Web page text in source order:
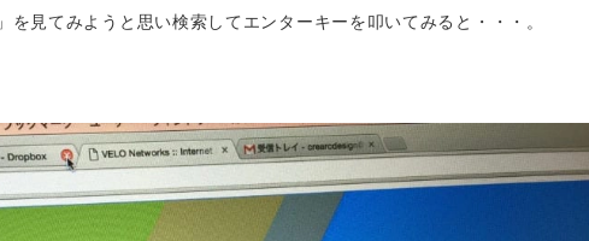
」を見てみようと思い検索してエンターキーを叩いてみると・・・。